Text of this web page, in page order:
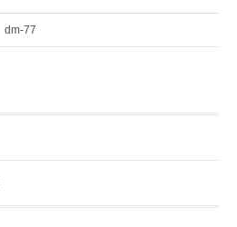
dm-77